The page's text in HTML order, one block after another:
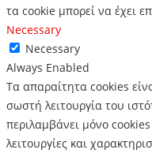
τα cookie μπορεί να έχει
Necessary
Necessary
Always Enabled
Τα απαραίτητα cookies
σωστή λειτουργία του
περιλαμβάνει μόνο
λειτουργίες και